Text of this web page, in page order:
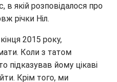
в якій розповідалося про
річки Ніл.
2015 року,
Коли з татом
підказував йому цікаві
Крім того, ми